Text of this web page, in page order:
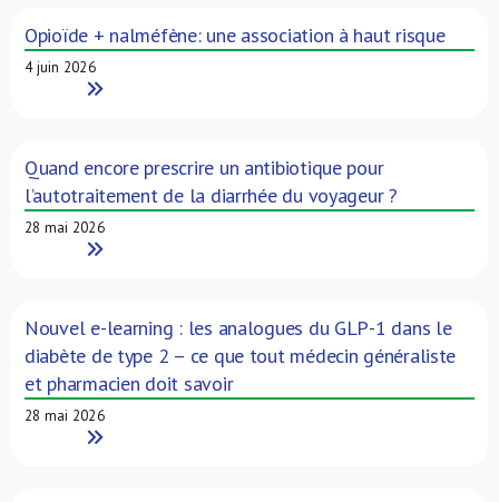
Opioïde + nalméfène: une association à haut risque
4 juin 2026
Read More
Quand encore prescrire un antibiotique pour
l’autotraitement de la diarrhée du voyageur ?
28 mai 2026
Read More
Nouvel e-learning : les analogues du GLP-1 dans le
diabète de type 2 – ce que tout médecin généraliste
et pharmacien doit savoir
28 mai 2026
Read More